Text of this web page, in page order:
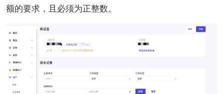
额的要求，且必须为正整数。